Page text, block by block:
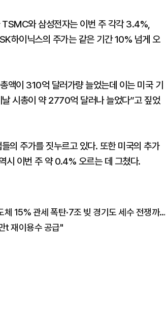
TSMC와 삼성전자는 이번 주 각각 3.4%,
하이닉스의 주가는 같은 기간 10% 넘게 오
액이 310억 달러가량 늘었는데 이는 미국 기
시총이 약 2770억 달러나 늘었다”고 짚었
의 주가를 짓누르고 있다. 또한 미국의 추가
시 이번 주 약 0.4% 오르는 데 그쳤다.
"폭락장에도 코스피 1만2천 간다" 월가의 충격 전망! 美 반도체 15% 관세 폭탄·7조 빚 경기도 세수 전쟁까지
t 재이용수 공급"